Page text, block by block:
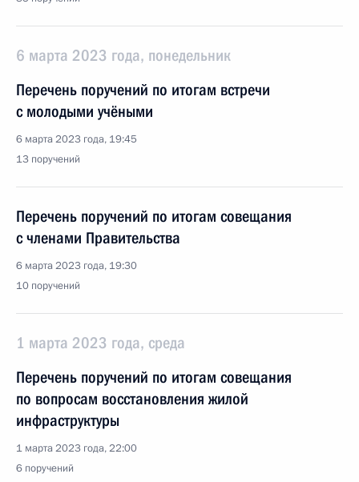
6 марта 2023 года, понедельник
Перечень поручений по итогам встречи
с молодыми учёными
6 марта 2023 года, 19:45
13 поручений
Перечень поручений по итогам совещания
с членами Правительства
6 марта 2023 года, 19:30
10 поручений
1 марта 2023 года, среда
Перечень поручений по итогам совещания
по вопросам восстановления жилой
инфраструктуры
1 марта 2023 года, 22:00
6 поручений